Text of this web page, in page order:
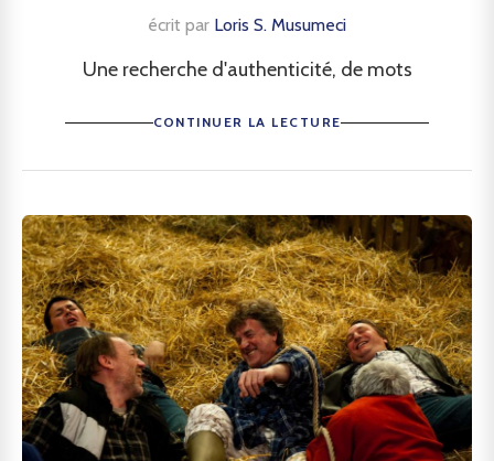
écrit par Loris S. Musumeci
Une recherche d'authenticité, de mots
CONTINUER LA LECTURE